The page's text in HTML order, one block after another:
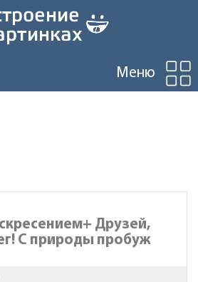
Меню
Друзей,
С природы пробуж